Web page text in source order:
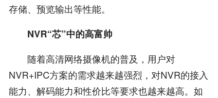
存储、预览输出等性能。
NVR“芯”中的高富帅
随着高清网络摄像机的普及，用户对
NVR+IPC方案的需求越来越强烈，对NVR的接入
能力、解码能力和性价比等要求也越来越高。如